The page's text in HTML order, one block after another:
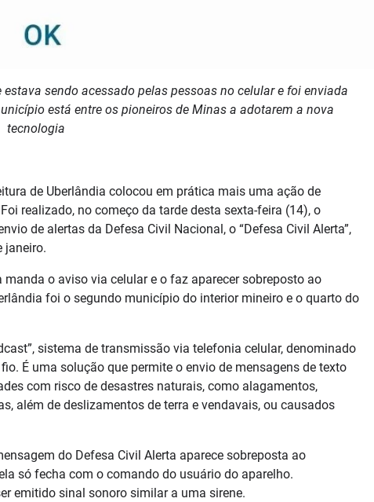
sendo acessado pelas pessoas no celular e foi enviada
está entre os pioneiros de Minas a adotarem a nova
tecnologia
de Uberlândia colocou em prática mais uma ação de
realizado, no começo da tarde desta sexta-feira (14), o
de alertas da Defesa Civil Nacional, o “Defesa Civil Alerta”,
janeiro.
o aviso via celular e o faz aparecer sobreposto ao
foi o segundo município do interior mineiro e o quarto do
sistema de transmissão via telefonia celular, denominado
É uma solução que permite o envio de mensagens de texto
com risco de desastres naturais, como alagamentos,
além de deslizamentos de terra e vendavais, ou causados
do Defesa Civil Alerta aparece sobreposta ao
só fecha com o comando do usuário do aparelho.
emitido sinal sonoro similar a uma sirene.